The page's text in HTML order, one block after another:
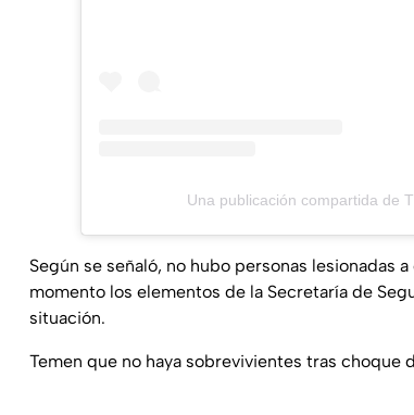
Una publicación compartida de
Según se señaló, no hubo personas lesionadas
momento los elementos de la Secretaría de
situación.
Temen que no haya sobrevivientes tras choque